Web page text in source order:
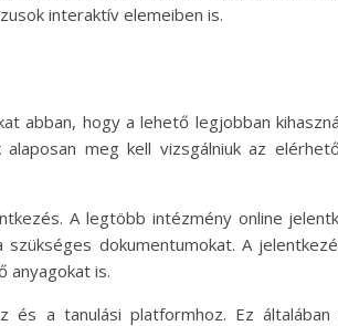
interaktív elemeiben is.
abban, hogy a lehető legjobban
meg kell vizsgálniuk az
A legtöbb intézmény online
dokumentumokat. A
anyagokat is.
és a tanulási platformhoz. Ez